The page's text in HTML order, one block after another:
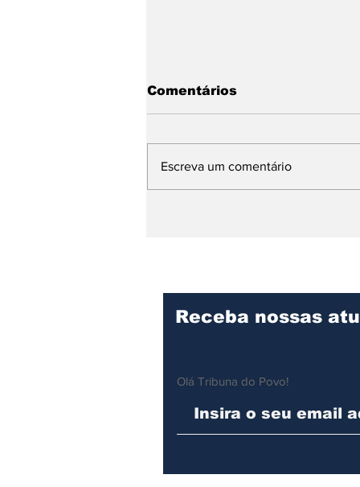
Comentários
Escreva um comentário
Receba nossas
Olá Tribuna do Povo!